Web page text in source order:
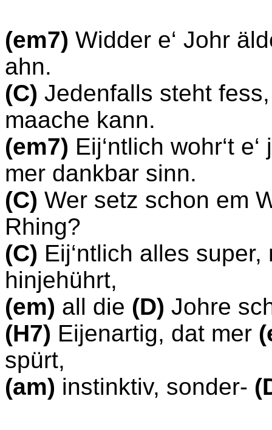
(em7) Widder e‘ Johr
ahn.
(C) Jedenfalls steht
maache kann.
(em7) Eij‘ntlich wohr‘t
mer dankbar sinn.
(C) Wer setz schon em
Rhing?
(C) Eij‘ntlich alles
hinjehührt,
(em) all die (D) Johre
(H7) Eijenartig, dat mer
spürt,
(am) instinktiv, sonder-